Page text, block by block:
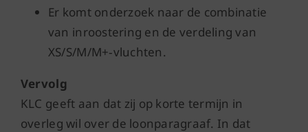
Er komt onderzoek naar de combinatie
van inroostering en de verdeling van
XS/S/M/M+‑vluchten.
Vervolg
KLC geeft aan dat zij op korte termijn in
overleg wil over de loonparagraaf. In dat